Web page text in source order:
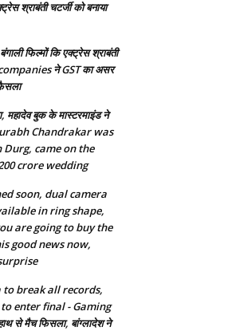
श्राबंती चटर्जी को बनाया
फिल्मों कि एक्ट्रेस श्राबंती
ने GST का असर
महादेव बुक के मास्टरमाइंड ने
Chandrakar was
Durg, came on the
crore wedding
soon, dual camera
in ring shape,
are going to buy the
good news now,
to break all records,
enter final - Gaming
से मैच फिसला, बांग्लादेश ने